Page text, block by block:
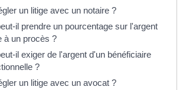
un litige avec un notaire ?
il prendre un pourcentage sur l'argent
à un procès ?
il exiger de l'argent d'un bénéficiaire
?
un litige avec un avocat ?